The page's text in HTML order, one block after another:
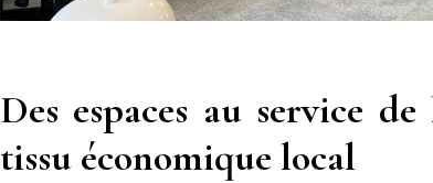
Des espaces au service
tissu économique local